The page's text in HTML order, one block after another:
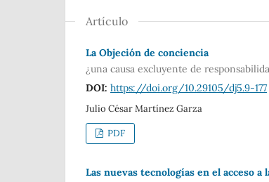
Artículo
La Objeción de conciencia
¿una causa excluyente de
DOI: https://doi.org/10.29105/dj5.9-177
Julio César Martínez Garza
PDF
Las nuevas tecnologías en el acceso